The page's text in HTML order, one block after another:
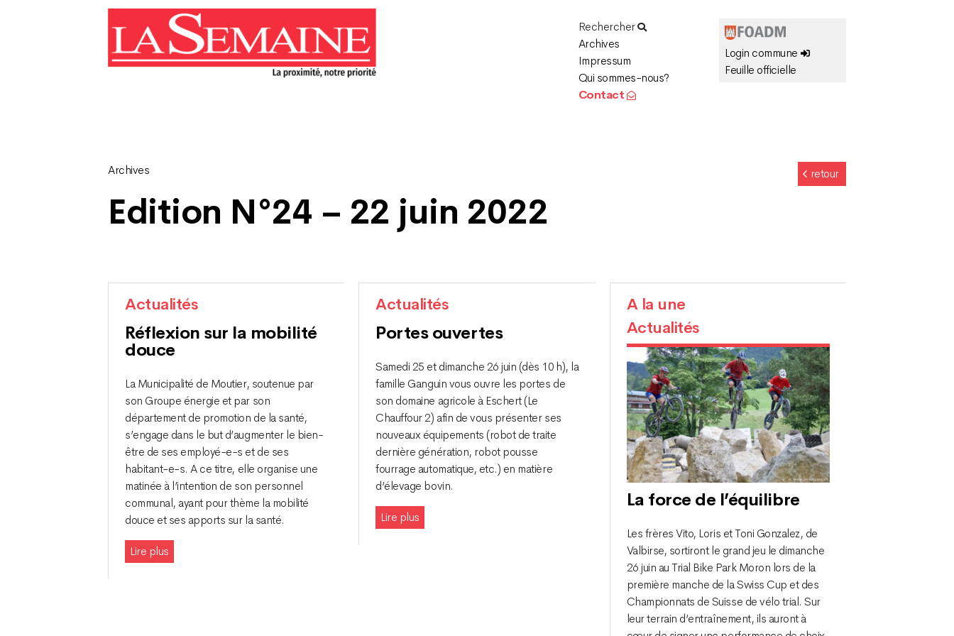
Rechercher
Archives
Impressum
Qui sommes-nous?
Contact
Login commune
Feuille officielle
Archives
Edition N°24 – 22 juin 2022
retour
Actualités
Réflexion sur la mobilité
douce
La Municipalité de Moutier, soutenue par
son Groupe énergie et par son
département de promotion de la santé,
s’engage dans le but d’augmenter le bien-
être de ses employé-e-s et de ses
habitant-e-s. A ce titre, elle organise une
matinée à l’intention de son personnel
communal, ayant pour thème la mobilité
douce et ses apports sur la santé.
Lire plus
Actualités
Portes ouvertes
Samedi 25 et dimanche 26 juin (dès 10 h), la
famille Ganguin vous ouvre les portes de
son domaine agricole à Eschert (Le
Chauffour 2) afin de vous présenter ses
nouveaux équipements (robot de traite
dernière génération, robot pousse
fourrage automatique, etc.) en matière
d’élevage bovin.
Lire plus
A la une
Actualités
La force de l’équilibre
Les frères Vito, Loris et Toni Gonzalez, de
Valbirse, sortiront le grand jeu le dimanche
26 juin au Trial Bike Park Moron lors de la
première manche de la Swiss Cup et des
Championnats de Suisse de vélo trial. Sur
leur terrain d’entraînement, ils auront à